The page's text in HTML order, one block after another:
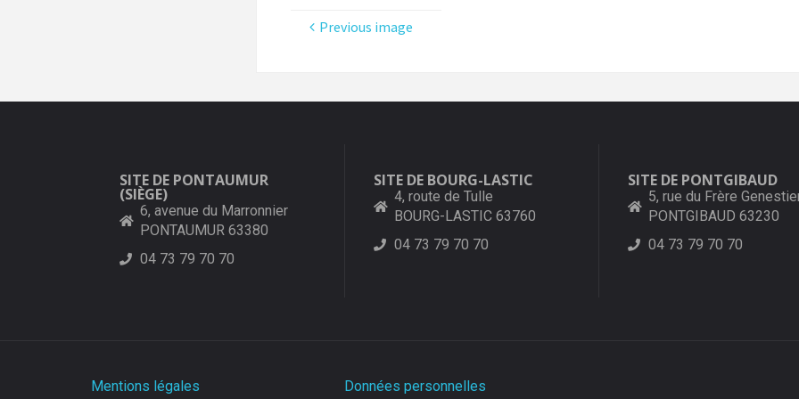
Previous image
SITE DE PONTAUMUR
(SIÈGE)
6, avenue du Marronnier
PONTAUMUR 63380
04 73 79 70 70
SITE DE BOURG-LASTIC
4, route de Tulle
BOURG-LASTIC 63760
04 73 79 70 70
SITE DE PONTGIBAUD
5, rue du Frère
PONTGIBAUD 63230
04 73 79 70 70
Mentions légales Données personnelles